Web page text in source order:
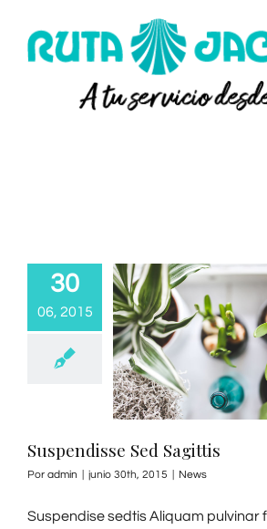
30
06, 2015
Suspendisse Sed Sagittis
Por admin junio 30th, 2015 News
Suspendise sedtis Aliquam pulvinar